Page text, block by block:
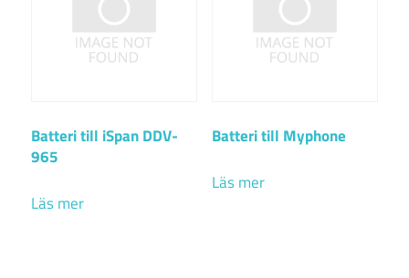
Batteri till iSpan DDV-
965
Läs mer
Batteri till Myphone
Läs mer